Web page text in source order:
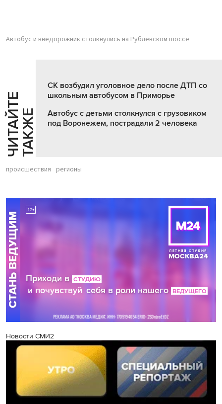
Автобус и внедорожник столкнулись на Рублевском шоссе
Ч
И
Т
АЙ
Т
Е
Т
А
К
ЖЕ
СК возбудил уголовное дело после ДТП со
школьным автобусом в Приморье
Автобус с детьми столкнулся с грузовиком
под Воронежем, пострадали 2 человека
происшествия регионы
Новости СМИ2